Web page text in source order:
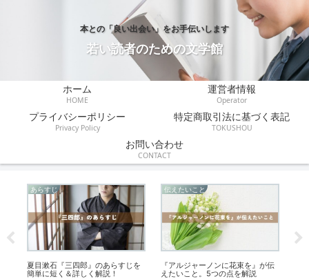
本との「良い出会い」をお手伝いします
若い読者のための文学館
ホーム
HOME
運営者情報
Operator
プライバシーポリシー
Privacy Policy
特定商取引法に基づく表記
TOKUSHOU
お問い合わせ
CONTACT
あらすじ
夏目漱石『三四郎』のあらすじを
簡単に短く＆詳しく解説！
伝えたいこと
『アルジャーノンに花束を』が伝
えたいこと。5つの点を解説